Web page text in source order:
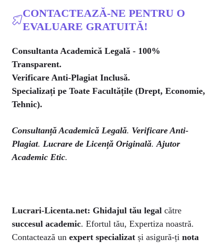
CONTACTEAZĂ-NE PENTRU O
EVALUARE GRATUITĂ!
Consultanta Academică Legală - 100%
Transparent.
Verificare Anti-Plagiat Inclusă.
Specializați pe Toate Facultățile (Drept, Economie,
Tehnic).
Consultanță Academică Legală. Verificare Anti-
Plagiat. Lucrare de Licență Originală.Ajutor
Academic Etic.
Lucrari-Licenta.net: Ghidajul tău legal către
succesul academic. Efortul tău, Expertiza noastră.
Contactează un expert specializat și asigură-ți nota